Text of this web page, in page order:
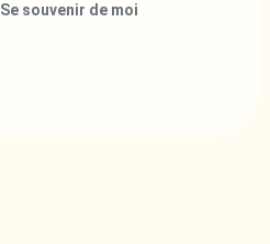
Se souvenir de moi